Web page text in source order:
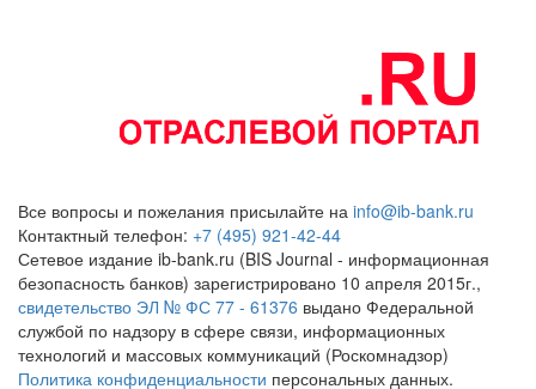
Все вопросы и пожелания присылайте на info@ib-bank.ru
Контактный телефон: +7 (495) 921-42-44
Сетевое издание ib-bank.ru (BIS Journal - информационная
безопасность банков) зарегистрировано 10 апреля 2015г.,
свидетельство ЭЛ № ФС 77 - 61376 выдано Федеральной
службой по надзору в сфере связи, информационных
технологий и массовых коммуникаций (Роскомнадзор)
Политика конфиденциальности персональных данных.